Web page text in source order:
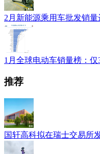
2月新能源乘用车批发销量
1月全球电动车销量榜：
推荐
国轩高科拟在瑞士交易所